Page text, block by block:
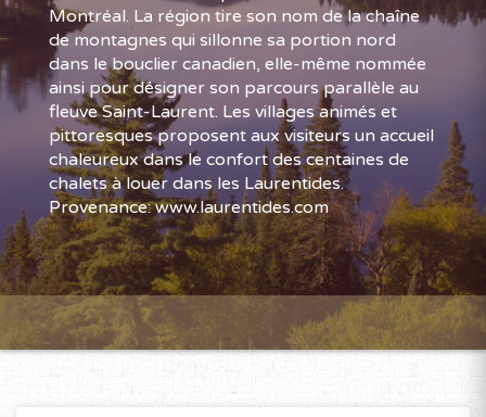
Montréal. La région tire son nom de la chaîne
de montagnes qui sillonne sa portion nord
dans le bouclier canadien, elle-même nommée
ainsi pour désigner son parcours parallèle au
fleuve Saint-Laurent. Les villages animés et
pittoresques proposent aux visiteurs un accueil
chaleureux dans le confort des centaines de
chalets à louer dans les Laurentides.
Provenance: www.laurentides.com